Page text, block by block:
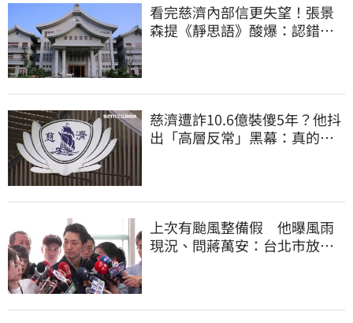
看完慈濟內部信更失望！張景
森提《靜思語》酸爆：認錯有
慈濟遭詐10.6億裝傻5年？他抖
出「高層反常」黑幕：真的不
上次有颱風整備假 他曝風雨
現況、問蔣萬安：台北市放假